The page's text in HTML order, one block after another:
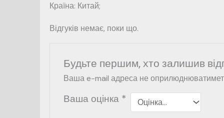
Країна: Китай;
Відгуків немає, поки що.
Будьте першим, хто залишив
Ваша e-mail адреса не
Ваша оцінка *